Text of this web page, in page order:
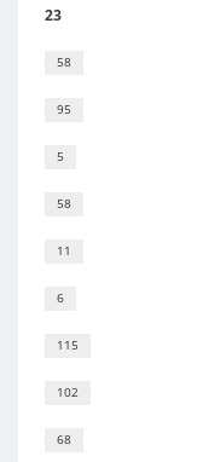
23
58
95
5
58
11
6
115
102
68